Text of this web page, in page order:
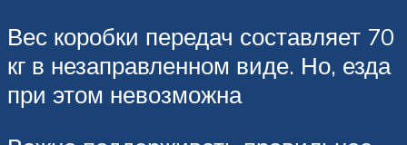
Вес коробки передач составляет 70
кг в незаправленном виде. Но, езда
при этом невозможна